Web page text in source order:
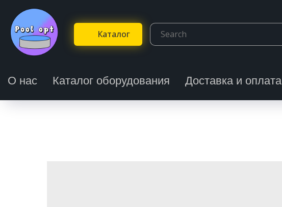
Каталог
О нас Каталог оборудования Доставка и оплата